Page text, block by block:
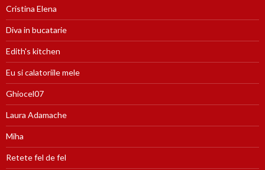
Cristina Elena
Diva in bucatarie
Edith's kitchen
Eu si calatoriile mele
Ghiocel07
Laura Adamache
Miha
Retete fel de fel